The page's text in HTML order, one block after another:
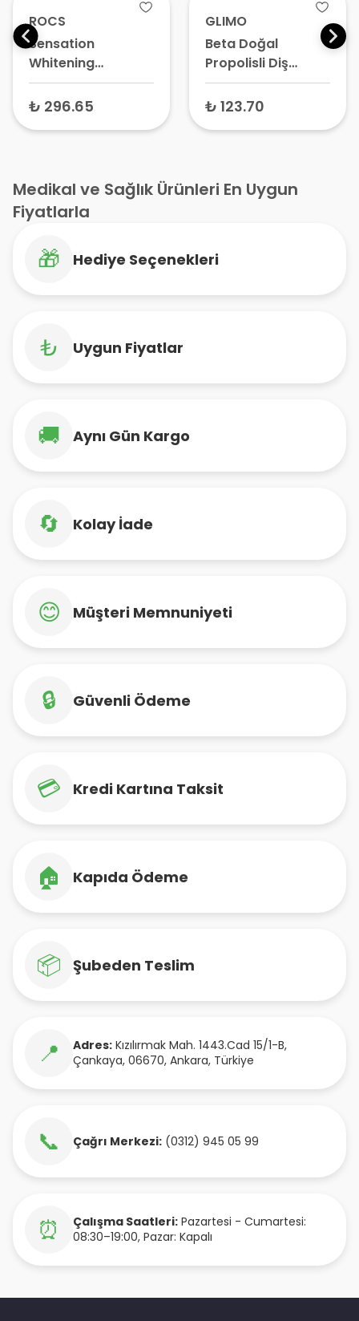
ROCS
Sensation
Whitening
Beyazlatıcı Diş
Macunu 60 ml –
₺ 296.65
GLIMO
Beta Doğal
Propolisli Diş
Macunu -
Beyazlatıcı,
₺ 123.70
Medikal ve Sağlık Ürünleri En Uygun
Fiyatlarla
🎁 Hediye Seçenekleri
₺ Uygun Fiyatlar
🚚 Aynı Gün Kargo
🔄 Kolay İade
😊 Müşteri Memnuniyeti
🔒 Güvenli Ödeme
💳 Kredi Kartına Taksit
🏠 Kapıda Ödeme
📦 Şubeden Teslim
📍 Adres: Kızılırmak Mah. 1443.Cad 15/1-B,
Çankaya, 06670, Ankara, Türkiye
📞 Çağrı Merkezi: (0312) 945 05 99
⏰ Çalışma Saatleri: Pazartesi - Cumartesi:
08:30–19:00, Pazar: Kapalı